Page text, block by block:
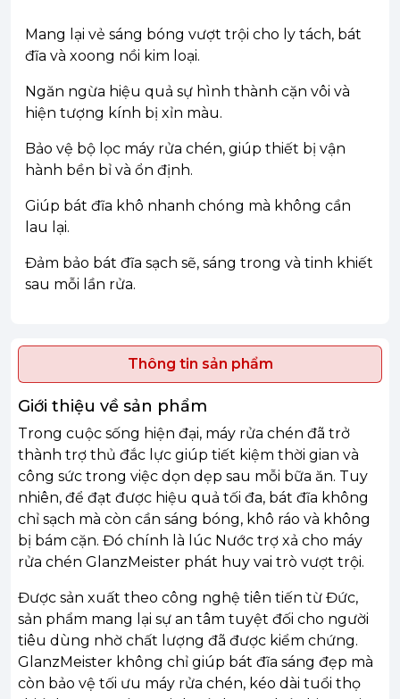
Mang lại vẻ sáng bóng vượt trội cho ly tách, bát
đĩa và xoong nồi kim loại.
Ngăn ngừa hiệu quả sự hình thành cặn vôi và
hiện tượng kính bị xỉn màu.
Bảo vệ bộ lọc máy rửa chén, giúp thiết bị vận
hành bền bỉ và ổn định.
Giúp bát đĩa khô nhanh chóng mà không cần
lau lại.
Đảm bảo bát đĩa sạch sẽ, sáng trong và tinh khiết
sau mỗi lần rửa.
Thông tin sản phẩm
Giới thiệu về sản phẩm
Trong cuộc sống hiện đại, máy rửa chén đã trở
thành trợ thủ đắc lực giúp tiết kiệm thời gian và
công sức trong việc dọn dẹp sau mỗi bữa ăn. Tuy
nhiên, để đạt được hiệu quả tối đa, bát đĩa không
chỉ sạch mà còn cần sáng bóng, khô ráo và không
bị bám cặn. Đó chính là lúc Nước trợ xả cho máy
rửa chén GlanzMeister phát huy vai trò vượt trội.
Được sản xuất theo công nghệ tiên tiến từ Đức,
sản phẩm mang lại sự an tâm tuyệt đối cho người
tiêu dùng nhờ chất lượng đã được kiểm chứng.
GlanzMeister không chỉ giúp bát đĩa sáng đẹp mà
còn bảo vệ tối ưu máy rửa chén, kéo dài tuổi thọ